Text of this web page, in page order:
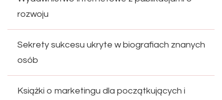
rozwoju
Sekrety sukcesu ukryte w biografiach znanych
osób
Książki o marketingu dla początkujących i